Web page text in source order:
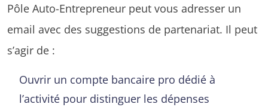
Pôle Auto-Entrepreneur peut vous adresser un
email avec des suggestions de partenariat. Il peut
s’agir de :
Ouvrir un compte bancaire pro dédié à
l’activité pour distinguer les dépenses